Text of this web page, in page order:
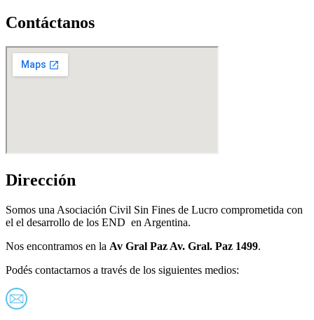
Contáctanos
Dirección
Somos una Asociación Civil Sin Fines de Lucro comprometida con
el el desarrollo de los END en Argentina.
Nos encontramos en la Av Gral Paz Av. Gral. Paz 1499.
Podés contactarnos a través de los siguientes medios: